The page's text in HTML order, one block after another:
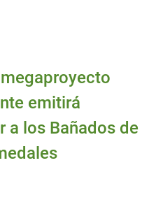
emitirá
a los Bañados de